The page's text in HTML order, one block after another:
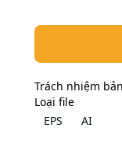
Trách nhiệm
Loại file
EPS
AI